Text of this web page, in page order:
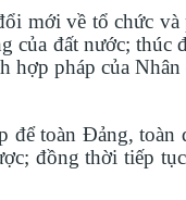
mới về tổ chức và
của đất nước; thúc
hợp pháp của Nhân
toàn Đảng, toàn
đồng thời tiếp